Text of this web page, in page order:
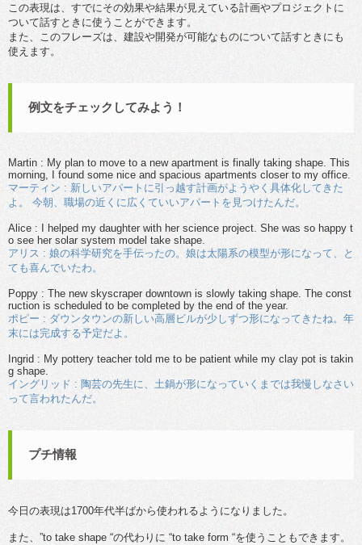
この表現は、すでにその効果や結果が見えている計画やプロジェクトに
ついて話すときに使うことができます。
また、このフレーズは、建設や開発が可能なものについて話すときにも
使えます。
例文をチェックしてみよう！
Martin : My plan to move to a new apartment is finally taking shape. This
morning, I found some nice and spacious apartments closer to my office.
マーティン : 新しいアパートに引っ越す計画がようやく具体化してきた
よ。 今朝、職場の近くに広くていいアパートを見つけたんだ。
Alice : I helped my daughter with her science project. She was so happy t
o see her solar system model take shape.
アリス : 娘の科学研究を手伝ったの。娘は太陽系の模型が形になって、と
ても喜んでいたわ。
Poppy : The new skyscraper downtown is slowly taking shape. The const
ruction is scheduled to be completed by the end of the year.
ポピー : ダウンタウンの新しい高層ビルが少しずつ形になってきたね。年
末には完成する予定だよ。
Ingrid : My pottery teacher told me to be patient while my clay pot is takin
g shape.
イングリッド : 陶芸の先生に、土鍋が形になっていくまでは我慢しなさい
って言われたんだ。
プチ情報
今日の表現は1700年代半ばから使われるようになりました。
また、”to take shape “の代わりに “to take form “を使うこともできます。